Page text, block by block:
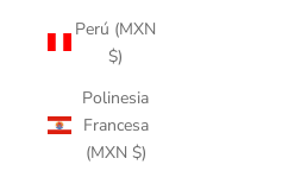
Perú (MXN
$)
Polinesia
Francesa
(MXN $)